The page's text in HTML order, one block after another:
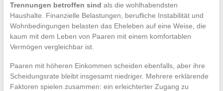
Trennungen betroffen sind als die wohlhabendsten
Haushalte. Finanzielle Belastungen, berufliche Instabilität und
Wohnbedingungen belasten das Eheleben auf eine Weise, die
kaum mit dem Leben von Paaren mit einem komfortablen
Vermögen vergleichbar ist.
Paaren mit höheren Einkommen scheiden ebenfalls, aber ihre
Scheidungsrate bleibt insgesamt niedriger. Mehrere erklärende
Faktoren spielen zusammen: ein erleichterter Zugang zu